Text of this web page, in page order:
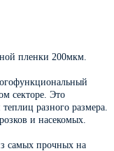
пленки 200мкм.
секторе. Это
разного размера.
и насекомых.
самых прочных на